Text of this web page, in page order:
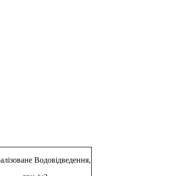
Водовідведення,